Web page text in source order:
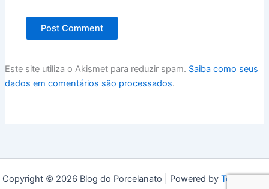
Este site utiliza o Akismet para reduzir spam. Saiba como seus
dados em comentários são processados.
Copyright © 2026 Blog do Porcelanato | Powered by Tema Astra